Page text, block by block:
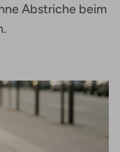
Abstriche beim